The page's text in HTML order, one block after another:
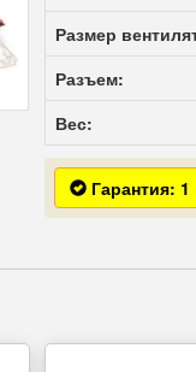
Размер
Разъем:
Вес:
Гарантия: 1